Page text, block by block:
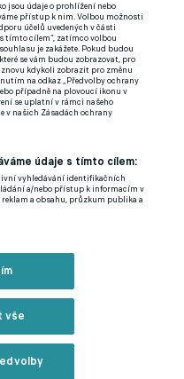
jsou údaje o prohlížení nebo
přístup k nim. Volbou možnosti
účelů uvedených v části
tímto cílem“, zatímco volbou
je zakážete. Pokud budou
se vám budou zobrazovat, pro
kdykoli zobrazit pro změnu
na odkaz „Předvolby ochrany
případně na plovoucí ikonu v
se uplatní v rámci našeho
v našich Zásadách ochrany
údaje s tímto cílem:
vyhledávání identifikačních
a/nebo přístup k informacím v
reklam a obsahu, průzkum publika a
vše